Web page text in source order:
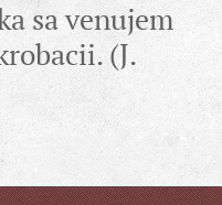
sa venujem
(J.